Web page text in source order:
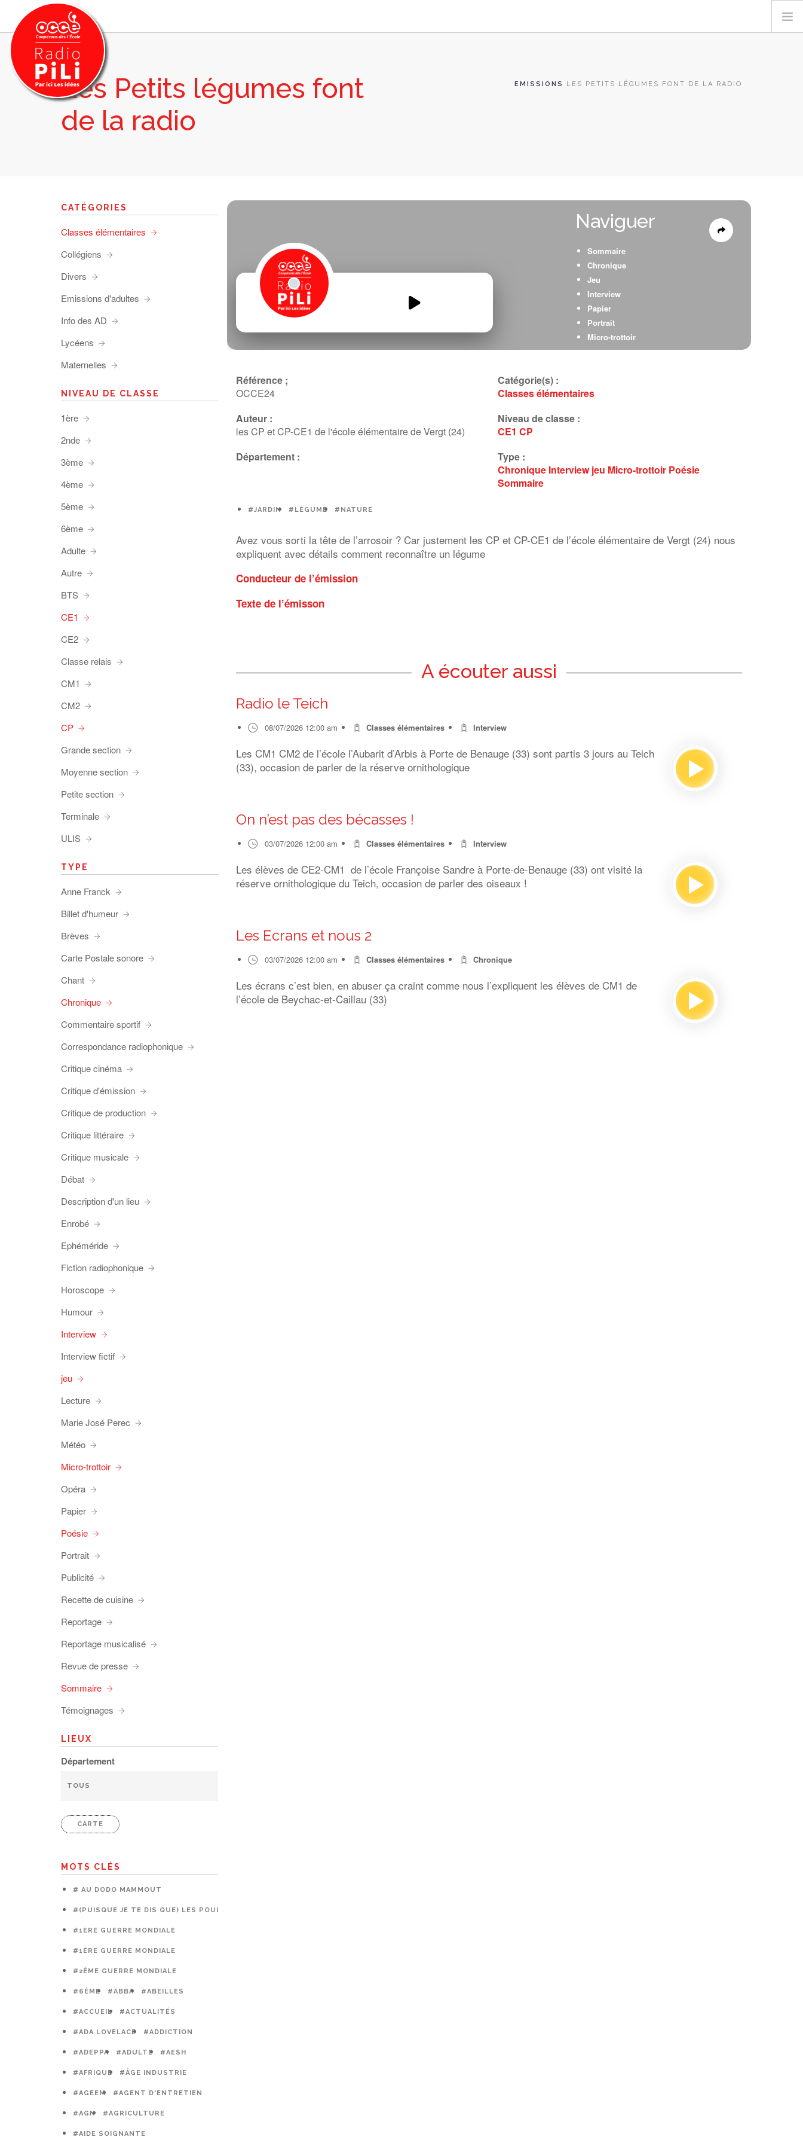
PRÉSENTATION
GRILLE DES PROGRAMMES
EMISSIONS / PODCASTS
RECHERCHER
Les Petits légumes font
de la radio
EMISSIONS LES PETITS LÉGUMES FONT DE LA RADIO
Les-petits-legumes-font-de-la-
Naviguer
Sommaire
Chronique
Jeu
Interview
Papier
Portrait
Micro-trottoir
Reportage
Jeu
Référence ;
OCCE24
Auteur :
les CP et CP-CE1 de l'école élémentaire de Vergt (24)
Département :
Catégorie(s) :
Classes élémentaires
Niveau de classe :
CE1 CP
Type :
Chronique Interview jeu Micro-trottoir Poésie
Sommaire
#JARDIN #LÉGUME #NATURE
Avez vous sorti la tête de l’arrosoir ? Car justement les CP et CP-CE1 de l’école élémentaire de Vergt (24) nous
expliquent avec détails comment reconnaître un légume
Conducteur de l’émission
Texte de l’émisson
A écouter aussi
Radio le Teich
08/07/2026 12:00 am Classes élémentaires Interview
Les CM1 CM2 de l’école l’Aubarit d’Arbis à Porte de Benauge (33) sont partis 3 jours au Teich
(33), occasion de parler de la réserve ornithologique
On n’est pas des bécasses !
03/07/2026 12:00 am Classes élémentaires Interview
Les élèves de CE2-CM1 de l’école Françoise Sandre à Porte-de-Benauge (33) ont visité la
réserve ornithologique du Teich, occasion de parler des oiseaux !
Les Ecrans et nous 2
03/07/2026 12:00 am Classes élémentaires Chronique
Les écrans c’est bien, en abuser ça craint comme nous l’expliquent les élèves de CM1 de
l’école de Beychac-et-Caillau (33)
CATÉGORIES
Classes élémentaires
Collégiens
Divers
Emissions d'adultes
Info des AD
Lycéens
Maternelles
NIVEAU DE CLASSE
1ère
2nde
3ème
4ème
5ème
6ème
Adulte
Autre
BTS
CE1
CE2
Classe relais
CM1
CM2
CP
Grande section
Moyenne section
Petite section
Terminale
ULIS
TYPE
Anne Franck
Billet d'humeur
Brèves
Carte Postale sonore
Chant
Chronique
Commentaire sportif
Correspondance radiophonique
Critique cinéma
Critique d'émission
Critique de production
Critique littéraire
Critique musicale
Débat
Description d'un lieu
Enrobé
Ephéméride
Fiction radiophonique
Horoscope
Humour
Interview
Interview fictif
jeu
Lecture
Marie José Perec
Météo
Micro-trottoir
Opéra
Papier
Poésie
Portrait
Publicité
Recette de cuisine
Reportage
Reportage musicalisé
Revue de presse
Sommaire
Témoignages
LIEUX
Département
CARTE
MOTS CLÉS
# AU DODO MAMMOUT
#(PUISQUE JE TE DIS QUE) LES POULES PRÉFÈRENT LES CAGES
#1ERE GUERRE MONDIALE
#1ÈRE GUERRE MONDIALE
#2ÈME GUERRE MONDIALE
#6ÈME #ABBA #ABEILLES
#ACCUEIL #ACTUALITÉS
#ADA LOVELACE #ADDICTION
#ADEPPA #ADULTE #AESH
#AFRIQUE #ÂGE INDUSTRIE
#AGEEM #AGENT D'ENTRETIEN
#AGN #AGRICULTURE
#AIDE SOIGNANTE